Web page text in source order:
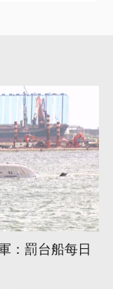
：罰台船每日